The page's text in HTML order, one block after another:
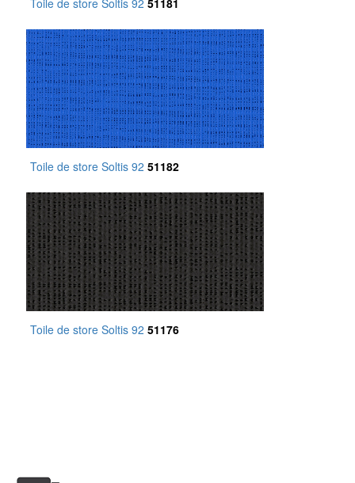
Toile de store Soltis 92 51182
Toile de store Soltis 92 51176